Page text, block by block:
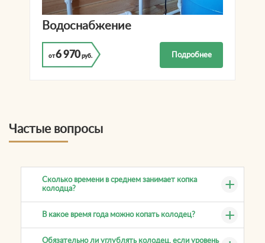
Водоснабжение
от6 970 руб. Подробнее
Частые вопросы
Сколько времени в среднем занимает копка
колодца?
В какое время года можно копать колодец?
Обязательно ли углублять колодец, если уровень